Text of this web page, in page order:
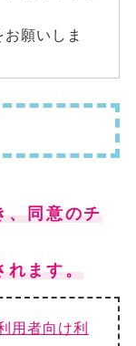
願いしま
、同意のチ
れます。
用者向け利